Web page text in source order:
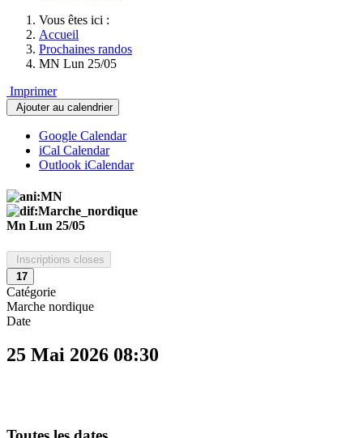
Vous êtes ici :
Accueil
Prochaines randos
MN Lun 25/05
Imprimer
Ajouter au calendrier
Google Calendar
iCal Calendar
Outlook iCalendar
Mn Lun 25/05
Inscriptions closes
17
Catégorie
Marche nordique
Date
25 Mai 2026 08:30